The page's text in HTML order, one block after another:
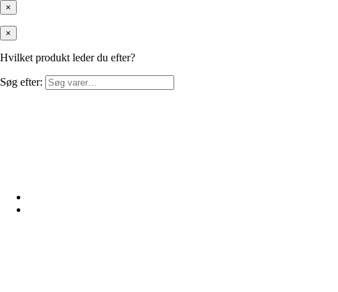
×
×
Hvilket produkt leder du efter?
Søg efter: